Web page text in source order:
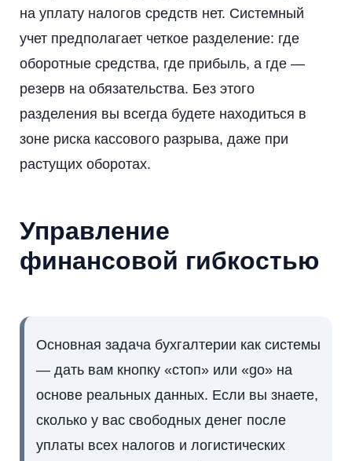
на уплату налогов средств нет. Системный
учет предполагает четкое разделение: где
оборотные средства, где прибыль, а где —
резерв на обязательства. Без этого
разделения вы всегда будете находиться в
зоне риска кассового разрыва, даже при
растущих оборотах.
Управление
финансовой гибкостью
Основная задача бухгалтерии как системы
— дать вам кнопку «стоп» или «go» на
основе реальных данных. Если вы знаете,
сколько у вас свободных денег после
уплаты всех налогов и логистических